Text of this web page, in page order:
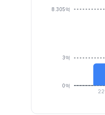
22
0억
3억
8.305억